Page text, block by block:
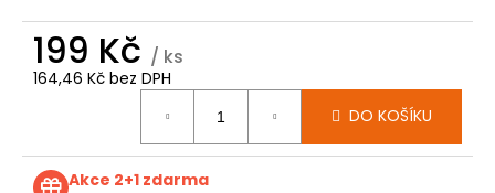
199 Kč / ks
164,46 Kč bez DPH
DO KOŠÍKU
Akce 2+1 zdarma
KOLEČKO
HUSQVARNA
TC85
E1247